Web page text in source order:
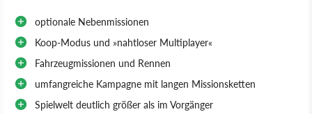
optionale Nebenmissionen
Koop-Modus und »nahtloser Multiplayer«
Fahrzeugmissionen und Rennen
umfangreiche Kampagne mit langen Missionsketten
Spielwelt deutlich größer als im Vorgänger